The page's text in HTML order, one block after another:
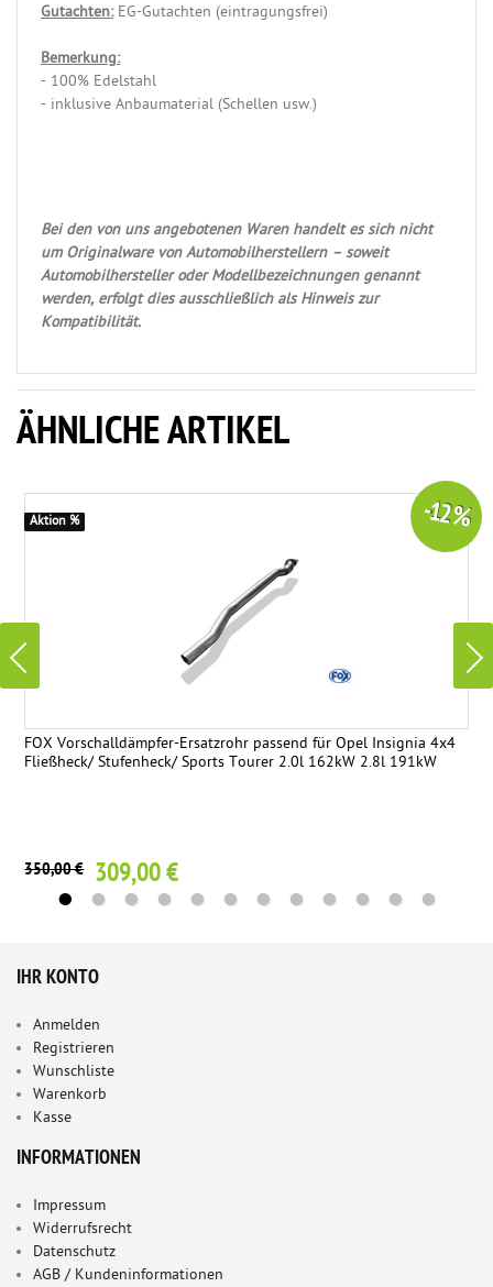
Gutachten:EG-Gutachten (eintragungsfrei)
Bemerkung:
- 100% Edelstahl
- inklusive Anbaumaterial (Schellen usw.)
Bei den von uns angebotenen Waren handelt es sich nicht
um Originalware von Automobilherstellern – soweit
Automobilhersteller oder Modellbezeichnungen genannt
werden, erfolgt dies ausschließlich als Hinweis zur
Kompatibilität.
ÄHNLICHE ARTIKEL
FOX Vorschalldämpfer-Ersatzrohr passend für Opel Insignia 4x4
Fließheck/ Stufenheck/ Sports Tourer 2.0l 162kW 2.8l 191kW
350,00 € 309,00 €
-12 %
Aktion %
IHR KONTO
Anmelden
Registrieren
Wunschliste
Warenkorb
Kasse
INFORMATIONEN
Impressum
Widerrufsrecht
Datenschutz
AGB / Kundeninformationen